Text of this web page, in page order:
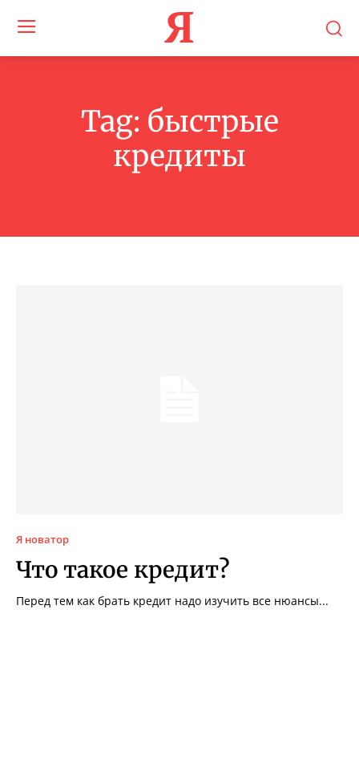
Я
Tag: быстрые
кредиты
Я новатор
Что такое кредит?
Перед тем как брать кредит надо изучить все нюансы...